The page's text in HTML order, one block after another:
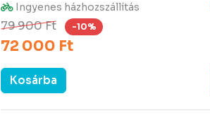
Ingyenes házhozszállítás
79 900 Ft -10%
72 000 Ft
Kosárba